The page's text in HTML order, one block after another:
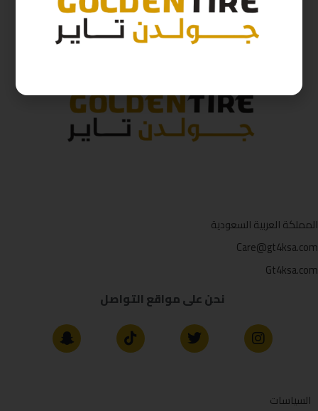
المملكة العربية السعودية
Care@gt4ksa.com
Gt4ksa.com
نحن على مواقع التواصل
السياسات